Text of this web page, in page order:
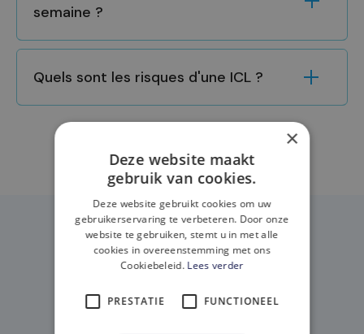
semaine ?
Quels sont les risques d'une ICL ?
Pas trouvé ce que vous
cherchiez?
×
Deze website maakt
gebruik van cookies.
Deze website gebruikt cookies om uw
gebruikerservaring te verbeteren. Door onze
website te gebruiken, stemt u in met alle
cookies in overeenstemming met ons
Cookiebeleid. Lees verder
PRESTATIE FUNCTIONEEL